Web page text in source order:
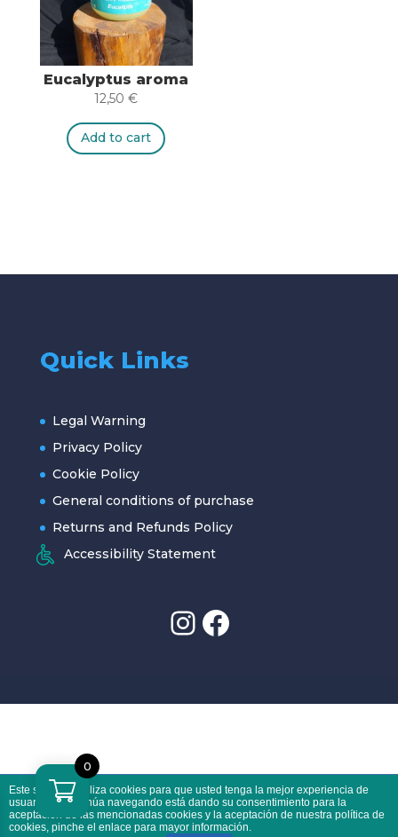
Eucalyptus aroma
12,50€
Add to cart
Quick Links
Legal Warning
Privacy Policy
Cookie Policy
General conditions of purchase
Returns and Refunds Policy
Accessibility Statement
logo instagram
logo facebook
Este sitio web utiliza cookies para que usted tenga la mejor experiencia de
usuario. Si continúa navegando está dando su consentimiento para la
aceptación de las mencionadas cookies y la aceptación de nuestra política de
cookies, pinche el enlace para mayor información.
Don't forget to go to your cart to complete the purchase.
Dismiss
0
Català English